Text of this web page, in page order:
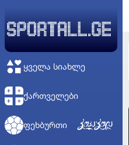
ᲧᲕᲔᲚᲐ ᲡᲘᲐᲮᲚᲔ
ᲥᲐᲠᲗᲕᲔᲚᲔᲑᲘ
ᲤᲔᲮᲑᲣᲠᲗᲘ